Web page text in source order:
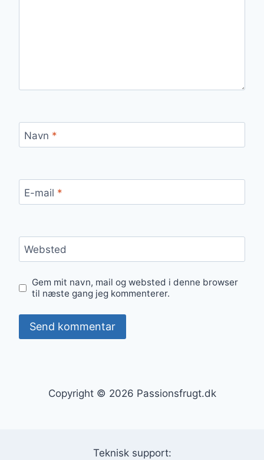
Navn *
E-mail *
Websted
Gem mit navn, mail og websted i denne browser
til næste gang jeg kommenterer.
Copyright © 2026 Passionsfrugt.dk
Teknisk support: